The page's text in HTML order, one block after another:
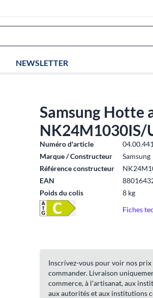
NEWSLETTER
Samsung Hotte
NK24M1030IS/
Numéro d'article
Marque / Constructeur
Samsung
Référence constructeur
EAN
Poids du colis
8 kg
Fiches
Inscrivez-vous pour voir nos
commander. Livraison
commerce, à l'artisanat, aux
aux autorités et aux institutions